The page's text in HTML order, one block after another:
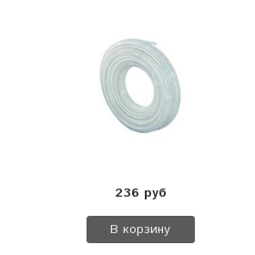
236 руб
В корзину